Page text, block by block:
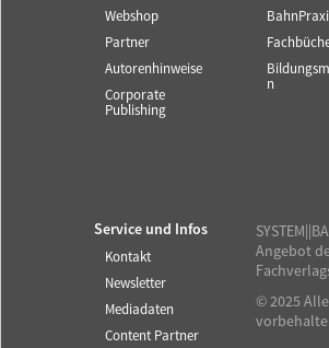
Webshop
Partner
Autorenhinweise
Corporate
Publishing
n
Service und Infos
Kontakt
Newsletter
Mediadaten
Content Partner
Angebot
© 2025